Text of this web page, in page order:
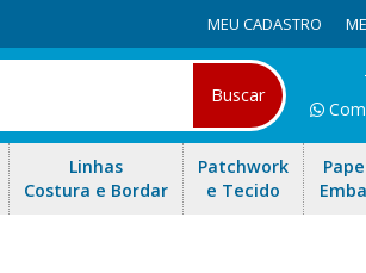
MEU CADASTRO
Buscar
Linhas
Costura e Bordar
Patchwork
e Tecido